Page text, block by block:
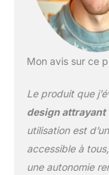
Mon avis sur ce
Le produit que
design attrayant
utilisation est
accessible à
une autonomie